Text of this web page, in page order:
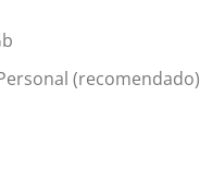
(recomendado)